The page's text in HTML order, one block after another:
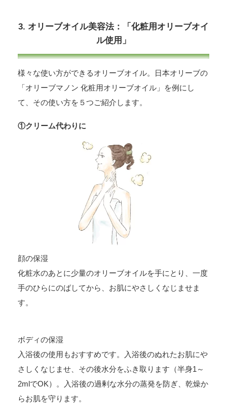
3. オリーブオイル美容法：「化粧用オリーブオイ
ル使用」
様々な使い方ができるオリーブオイル。日本オリーブの
「オリーブマノン 化粧用オリーブオイル」を例にし
て、その使い方を５つご紹介します。
①クリーム代わりに
顔の保湿
化粧水のあとに少量のオリーブオイルを手にとり、一度
手のひらにのばしてから、お肌にやさしくなじませま
す。
ボディの保湿
入浴後の使用もおすすめです。入浴後のぬれたお肌にや
さしくなじませ、その後水分をふき取ります（半身1～
2mlでOK）。入浴後の過剰な水分の蒸発を防ぎ、乾燥か
らお肌を守ります。